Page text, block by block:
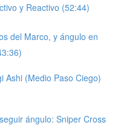
y Reactivo (52:44)
del Marco, y ángulo en
Ashi (Medio Paso Ciego)
ángulo: Sniper Cross